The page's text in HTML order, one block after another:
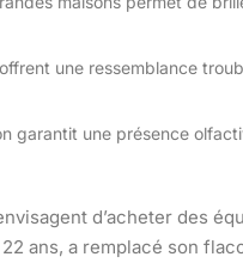
une ressemblance
garantit une présence
d’acheter des
ans, a remplacé son